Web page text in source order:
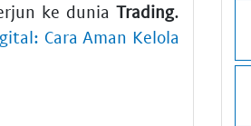
ke dunia Trading.
Cara Aman Kelola